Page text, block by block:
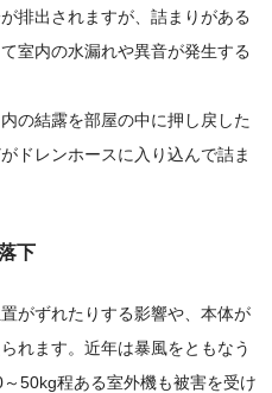
排出されますが、詰まりがある
室内の水漏れや異音が発生する
の結露を部屋の中に押し戻した
ドレンホースに入り込んで詰ま
下
がずれたりする影響や、本体が
れます。近年は暴風をともなう
50kg程ある室外機も被害を受け